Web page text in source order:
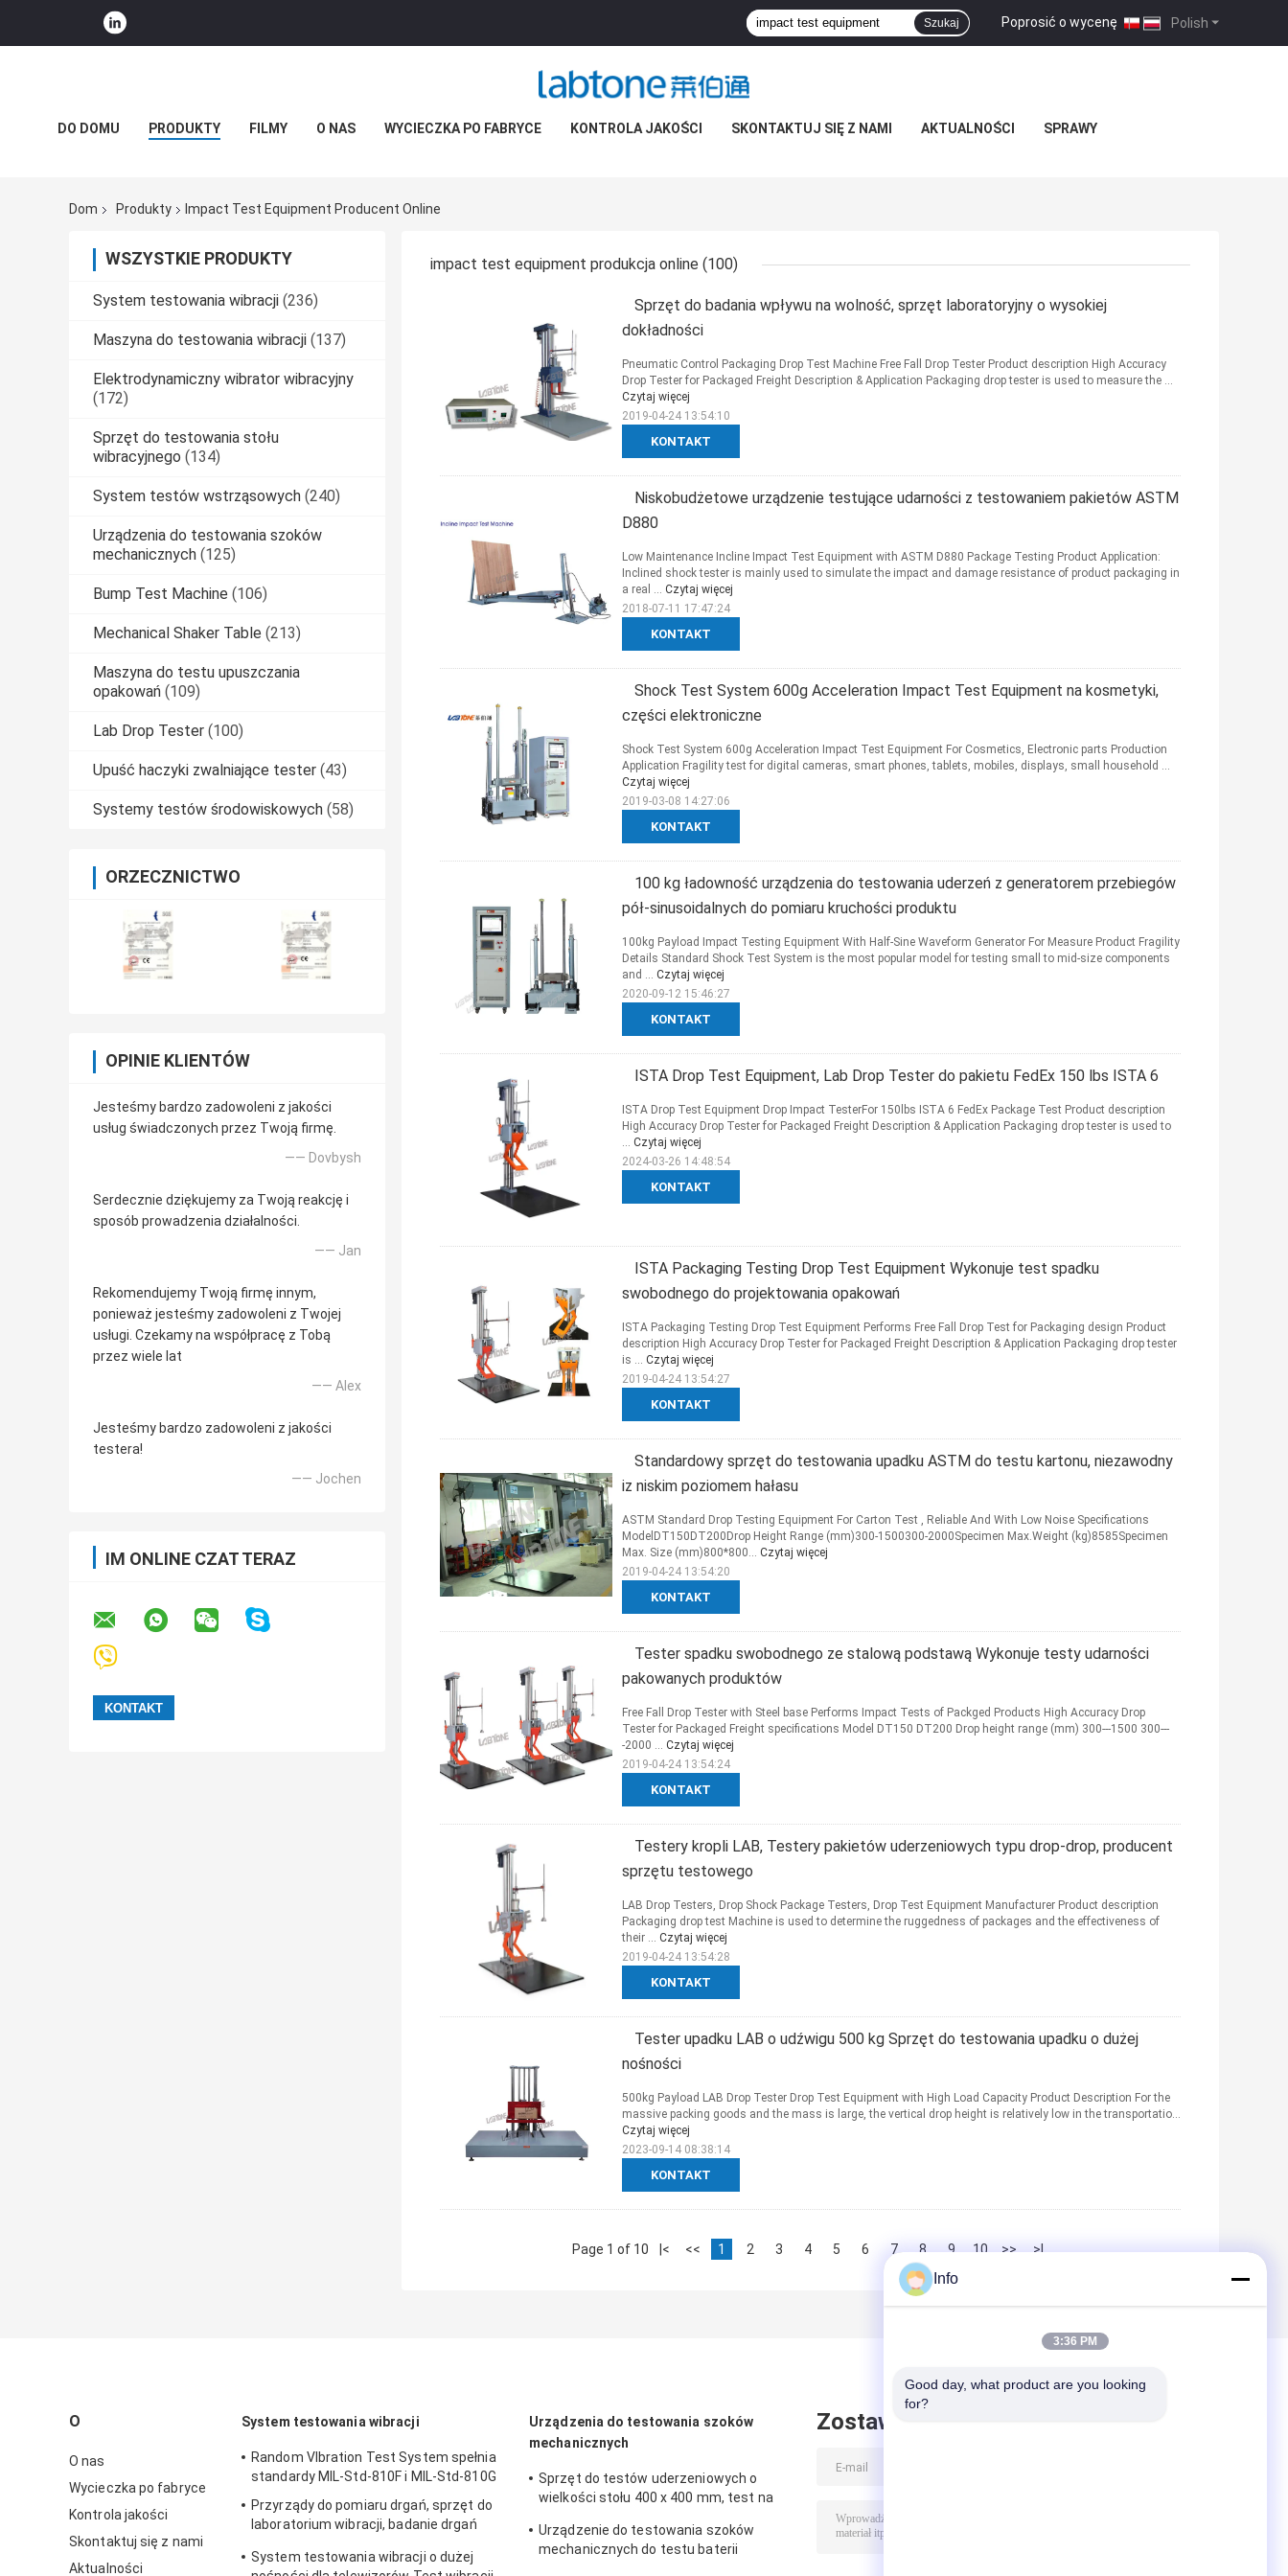
Polish
Poprosić o wycenę |
Szukaj
DO DOMU PRODUKTY FILMY O NAS WYCIECZKA PO FABRYCE KONTROLA JAKOŚCI SKONTAKTUJ SIĘ Z NAMI AKTUALNOŚCI SPRAWY
Dom Produkty Impact Test Equipment Producent Online
WSZYSTKIE PRODUKTY
System testowania wibracji (236)
Maszyna do testowania wibracji (137)
Elektrodynamiczny wibrator wibracyjny
(172)
Sprzęt do testowania stołu
wibracyjnego (134)
System testów wstrząsowych (240)
Urządzenia do testowania szoków
mechanicznych (125)
Bump Test Machine (106)
Mechanical Shaker Table (213)
Maszyna do testu upuszczania
opakowań (109)
Lab Drop Tester (100)
Upuść haczyki zwalniające tester (43)
Systemy testów środowiskowych (58)
ORZECZNICTWO
OPINIE KLIENTÓW
Jesteśmy bardzo zadowoleni z jakości
usług świadczonych przez Twoją firmę.
—— Dovbysh
Serdecznie dziękujemy za Twoją reakcję i
sposób prowadzenia działalności.
—— Jan
Rekomendujemy Twoją firmę innym,
ponieważ jesteśmy zadowoleni z Twojej
usługi. Czekamy na współpracę z Tobą
przez wiele lat
—— Alex
Jesteśmy bardzo zadowoleni z jakości
testera!
—— Jochen
IM ONLINE CZAT TERAZ
impact test equipment produkcja online (100)
Sprzęt do badania wpływu na wolność, sprzęt laboratoryjny o wysokiej
dokładności
KONTAKT
Pneumatic Control Packaging Drop Test Machine Free Fall Drop Tester Product description High Accuracy
Drop Tester for Packaged Freight Description & Application Packaging drop tester is used to measure the ...
Czytaj więcej
2019-04-24 13:54:10
Niskobudżetowe urządzenie testujące udarności z testowaniem pakietów ASTM
D880
KONTAKT
Low Maintenance Incline Impact Test Equipment with ASTM D880 Package Testing Product Application:
Inclined shock tester is mainly used to simulate the impact and damage resistance of product packaging in
a real ... Czytaj więcej
2018-07-11 17:47:24
Shock Test System 600g Acceleration Impact Test Equipment na kosmetyki,
części elektroniczne
KONTAKT
Shock Test System 600g Acceleration Impact Test Equipment For Cosmetics, Electronic parts Production
Application Fragility test for digital cameras, smart phones, tablets, mobiles, displays, small household ...
Czytaj więcej
2019-03-08 14:27:06
100 kg ładowność urządzenia do testowania uderzeń z generatorem przebiegów
pół-sinusoidalnych do pomiaru kruchości produktu
KONTAKT
100kg Payload Impact Testing Equipment With Half-Sine Waveform Generator For Measure Product Fragility
Details Standard Shock Test System is the most popular model for testing small to mid-size components
and ... Czytaj więcej
2020-09-12 15:46:27
ISTA Drop Test Equipment, Lab Drop Tester do pakietu FedEx 150 lbs ISTA 6
KONTAKT
ISTA Drop Test Equipment Drop Impact TesterFor 150lbs ISTA 6 FedEx Package Test Product description
High Accuracy Drop Tester for Packaged Freight Description & Application Packaging drop tester is used to
... Czytaj więcej
2024-03-26 14:48:54
ISTA Packaging Testing Drop Test Equipment Wykonuje test spadku
swobodnego do projektowania opakowań
KONTAKT
ISTA Packaging Testing Drop Test Equipment Performs Free Fall Drop Test for Packaging design Product
description High Accuracy Drop Tester for Packaged Freight Description & Application Packaging drop tester
is ... Czytaj więcej
2019-04-24 13:54:27
Standardowy sprzęt do testowania upadku ASTM do testu kartonu, niezawodny
iz niskim poziomem hałasu
KONTAKT
ASTM Standard Drop Testing Equipment For Carton Test , Reliable And With Low Noise Specifications
ModelDT150DT200Drop Height Range (mm)300-1500300-2000Specimen Max.Weight (kg)8585Specimen
Max. Size (mm)800*800... Czytaj więcej
2019-04-24 13:54:20
Tester spadku swobodnego ze stalową podstawą Wykonuje testy udarności
pakowanych produktów
KONTAKT
Free Fall Drop Tester with Steel base Performs Impact Tests of Packged Products High Accuracy Drop
Tester for Packaged Freight specifications Model DT150 DT200 Drop height range (mm) 300---1500 300---
-2000 ... Czytaj więcej
2019-04-24 13:54:24
Testery kropli LAB, Testery pakietów uderzeniowych typu drop-drop, producent
sprzętu testowego
KONTAKT
LAB Drop Testers, Drop Shock Package Testers, Drop Test Equipment Manufacturer Product description
Packaging drop test Machine is used to determine the ruggedness of packages and the effectiveness of
their ... Czytaj więcej
2019-04-24 13:54:28
Tester upadku LAB o udźwigu 500 kg Sprzęt do testowania upadku o dużej
nośności
KONTAKT
500kg Payload LAB Drop Tester Drop Test Equipment with High Load Capacity Product Description For the
massive packing goods and the mass is large, the vertical drop height is relatively low in the transportatio...
Czytaj więcej
2023-09-14 08:38:14
Page 1 of 10 |< << 1 2 3 4 5 6 7 8 9 10 >> >|
O
O nas
Wycieczka po fabryce
Kontrola jakości
Skontaktuj się z nami
Aktualności
System testowania wibracji
Random VIbration Test System spełnia
standardy MIL-Std-810F i MIL-Std-810G
Przyrządy do pomiaru drgań, sprzęt do
laboratorium wibracji, badanie drgań
System testowania wibracji o dużej
Urządzenia do testowania szoków
mechanicznych
Sprzęt do testów uderzeniowych o
wielkości stołu 400 x 400 mm, test na
Urządzenie do testowania szoków
mechanicznych do testu baterii
Zostaw wiadomość
Info
3:36 PM
Good day, what product are you looking
for?